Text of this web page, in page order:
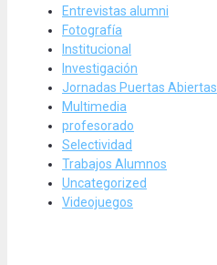
Entrevistas alumni
Fotografía
Institucional
Investigación
Jornadas Puertas Abiertas
Multimedia
profesorado
Selectividad
Trabajos Alumnos
Uncategorized
Videojuegos